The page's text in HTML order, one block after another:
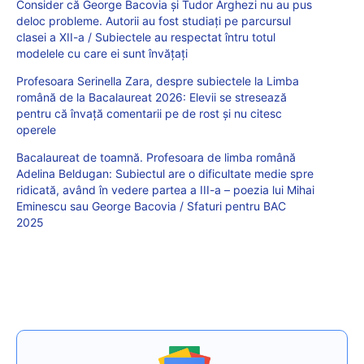
Consider că George Bacovia și Tudor Arghezi nu au pus
deloc probleme. Autorii au fost studiați pe parcursul
clasei a XII-a / Subiectele au respectat întru totul
modelele cu care ei sunt învățați
Profesoara Serinella Zara, despre subiectele la Limba
română de la Bacalaureat 2026: Elevii se stresează
pentru că învață comentarii pe de rost și nu citesc
operele
Bacalaureat de toamnă. Profesoara de limba română
Adelina Beldugan: Subiectul are o dificultate medie spre
ridicată, având în vedere partea a III-a – poezia lui Mihai
Eminescu sau George Bacovia / Sfaturi pentru BAC
2025